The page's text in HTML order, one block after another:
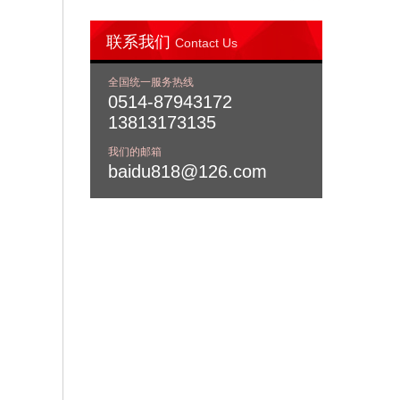
联系我们 Contact Us
全国统一服务热线
0514-87943172
13813173135
我们的邮箱
baidu818@126.com